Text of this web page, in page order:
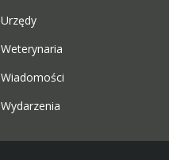
Urzędy
Weterynaria
Wiadomości
Wydarzenia